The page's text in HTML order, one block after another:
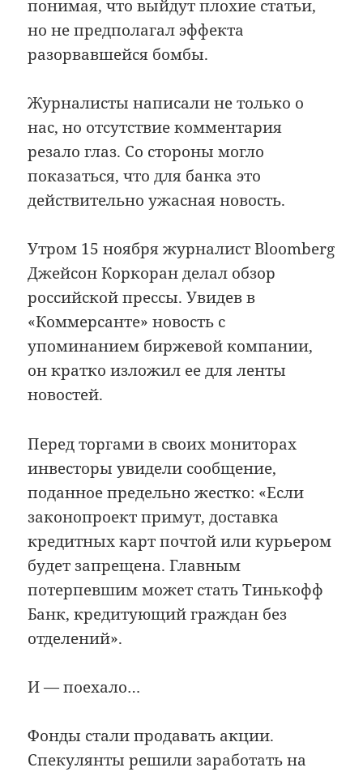
понимая, что выйдут плохие статьи,
но не предполагал эффекта
разорвавшейся бомбы.
Журналисты написали не только о
нас, но отсутствие комментария
резало глаз. Со стороны могло
показаться, что для банка это
действительно ужасная новость.
Утром 15 ноября журналист Bloomberg
Джейсон Коркоран делал обзор
российской прессы. Увидев в
«Коммерсанте» новость с
упоминанием биржевой компании,
он кратко изложил ее для ленты
новостей.
Перед торгами в своих мониторах
инвесторы увидели сообщение,
поданное предельно жестко: «Если
законопроект примут, доставка
кредитных карт почтой или курьером
будет запрещена. Главным
потерпевшим может стать Тинькофф
Банк, кредитующий граждан без
отделений».
И — поехало…
Фонды стали продавать акции.
Спекулянты решили заработать на